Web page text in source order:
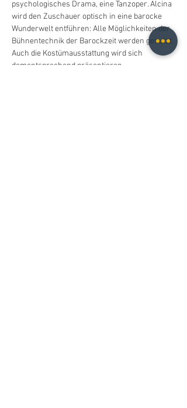
psychologisches Drama, eine Tanzoper. Alcina
wird den Zuschauer optisch in eine barocke
Wunderwelt entführen: Alle Möglichkeiten der
Bühnentechnik der Barockzeit werden genutzt.
Auch die Kostümausstattung wird sich
dementsprechend präsentieren –